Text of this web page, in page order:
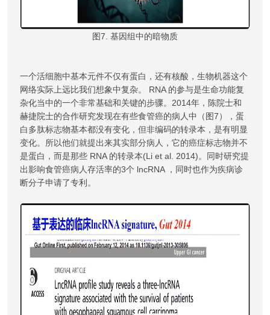
图7. 基因组中的暗物质
一个活细胞中基本元件不仅有蛋白，还有核酸，生物机器这个
网络实际上远比我们想象中复杂。 RNA 的参与是生命功能复
杂化当中的一个非常基础和关键的步骤。2014年，陈院士和
赫捷院士的合作研究发现在有些食管癌的病人中（图7），蛋
白多肽标志物基本都没有变化，但非编码的转录本，是有明显
变化。所以他们就提出来其实部分病人，它的癌症标志物并不
是蛋白，而是那些 RNA 的转录本(Li et al. 2014)。同时研究提
出影响食管癌病人存活率的3个 lncRNA ，同时也作为疾病诊
断分子申请了专利。